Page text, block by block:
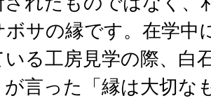
ボサの縁です。在学中
いる工房見学の際、白
言った「縁は大切な